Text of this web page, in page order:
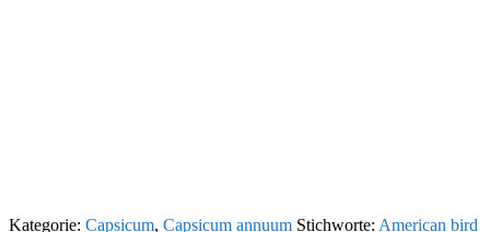
Kategorie: Capsicum, Capsicum annuum Stichworte: American bird